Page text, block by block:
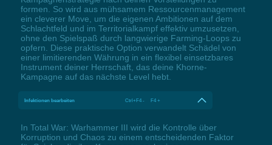
formen. So wird aus mühsamem Ressourcenmanagement
ein cleverer Move, um die eigenen Ambitionen auf dem
Schlachtfeld und im Territorialkampf effektiv umzusetzen,
ohne den Spielspaß durch langwierige Farming-Loops zu
opfern. Diese praktische Option verwandelt Schädel von
einer limitierenden Währung in ein flexibel einsetzbares
Instrument deiner Herrschaft, das deine Khorne-
Kampagne auf das nächste Level hebt.
Infektionen bearbeiten Ctrl+F4 - F4 +
In Total War: Warhammer III wird die Kontrolle über
Korruption und Chaos zu einem entscheidenden Faktor